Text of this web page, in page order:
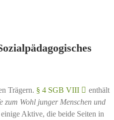
Trägern. § 4 SGB VIII
enthält
zum Wohl junger Menschen und
Aktive, die beide Seiten in